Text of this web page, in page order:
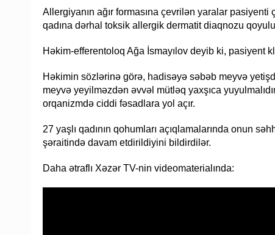
Allergiyanın ağır formasına çevrilən yaralar
qadına dərhal toksik allergik dermatit diaqnozu
Həkim-efferentoloq Ağa İsmayılov deyib ki, pasiyent
Həkimin sözlərinə görə, hadisəyə səbəb meyvə
meyvə yeyilməzdən əvvəl mütləq yaxşıca
orqanizmdə ciddi fəsadlara yol açır.
27 yaşlı qadının qohumları açıqlamalarında onun
şəraitində davam etdirildiyini bildirdilər.
Daha ətraflı Xəzər TV-nin videomaterialında: